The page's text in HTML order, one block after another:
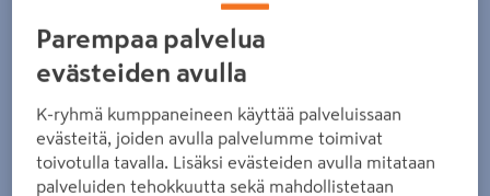
Parempaa palvelua
evästeiden avulla
K-ryhmä kumppaneineen käyttää palveluissaan
evästeitä, joiden avulla palvelumme toimivat
toivotulla tavalla. Lisäksi evästeiden avulla mitataan
palveluiden tehokkuutta sekä mahdollistetaan